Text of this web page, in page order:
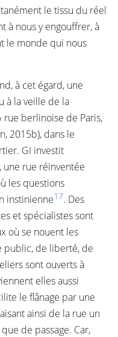
le tissu du réel
à nous y engouffrer, à
le monde qui nous
à cet égard, une
à la veille de la
rue berlinoise de Paris,
2015b), dans le
GI investit
rue réinventée
les questions
instinienne17. Des
et spécialistes sont
où se nouent les
public, de liberté, de
sont ouverts à
elles aussi
le flânage par une
ainsi de la rue un
de passage. Car,